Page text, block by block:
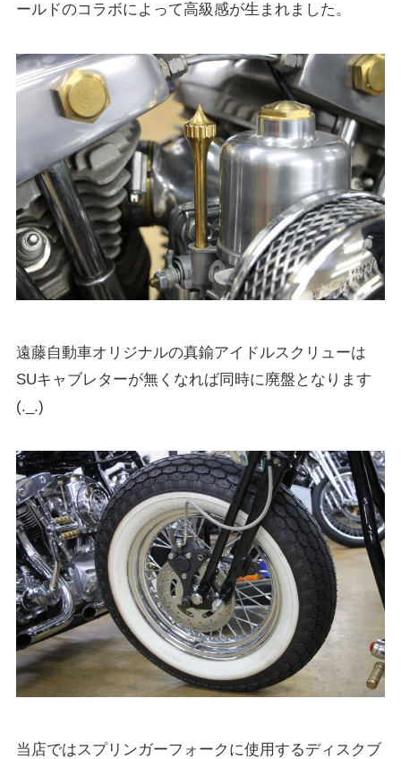
ールドのコラボによって高級感が生まれました。
遠藤自動車オリジナルの真鍮アイドルスクリューは
SUキャブレターが無くなれば同時に廃盤となります
(._.)
当店ではスプリンガーフォークに使用するディスクブ